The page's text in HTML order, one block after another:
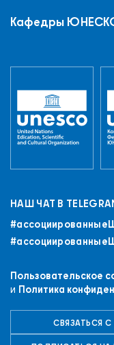
Кафедры
НАШ ЧАТ В
Пользовательское
и Политика
СВЯЗАТЬСЯ